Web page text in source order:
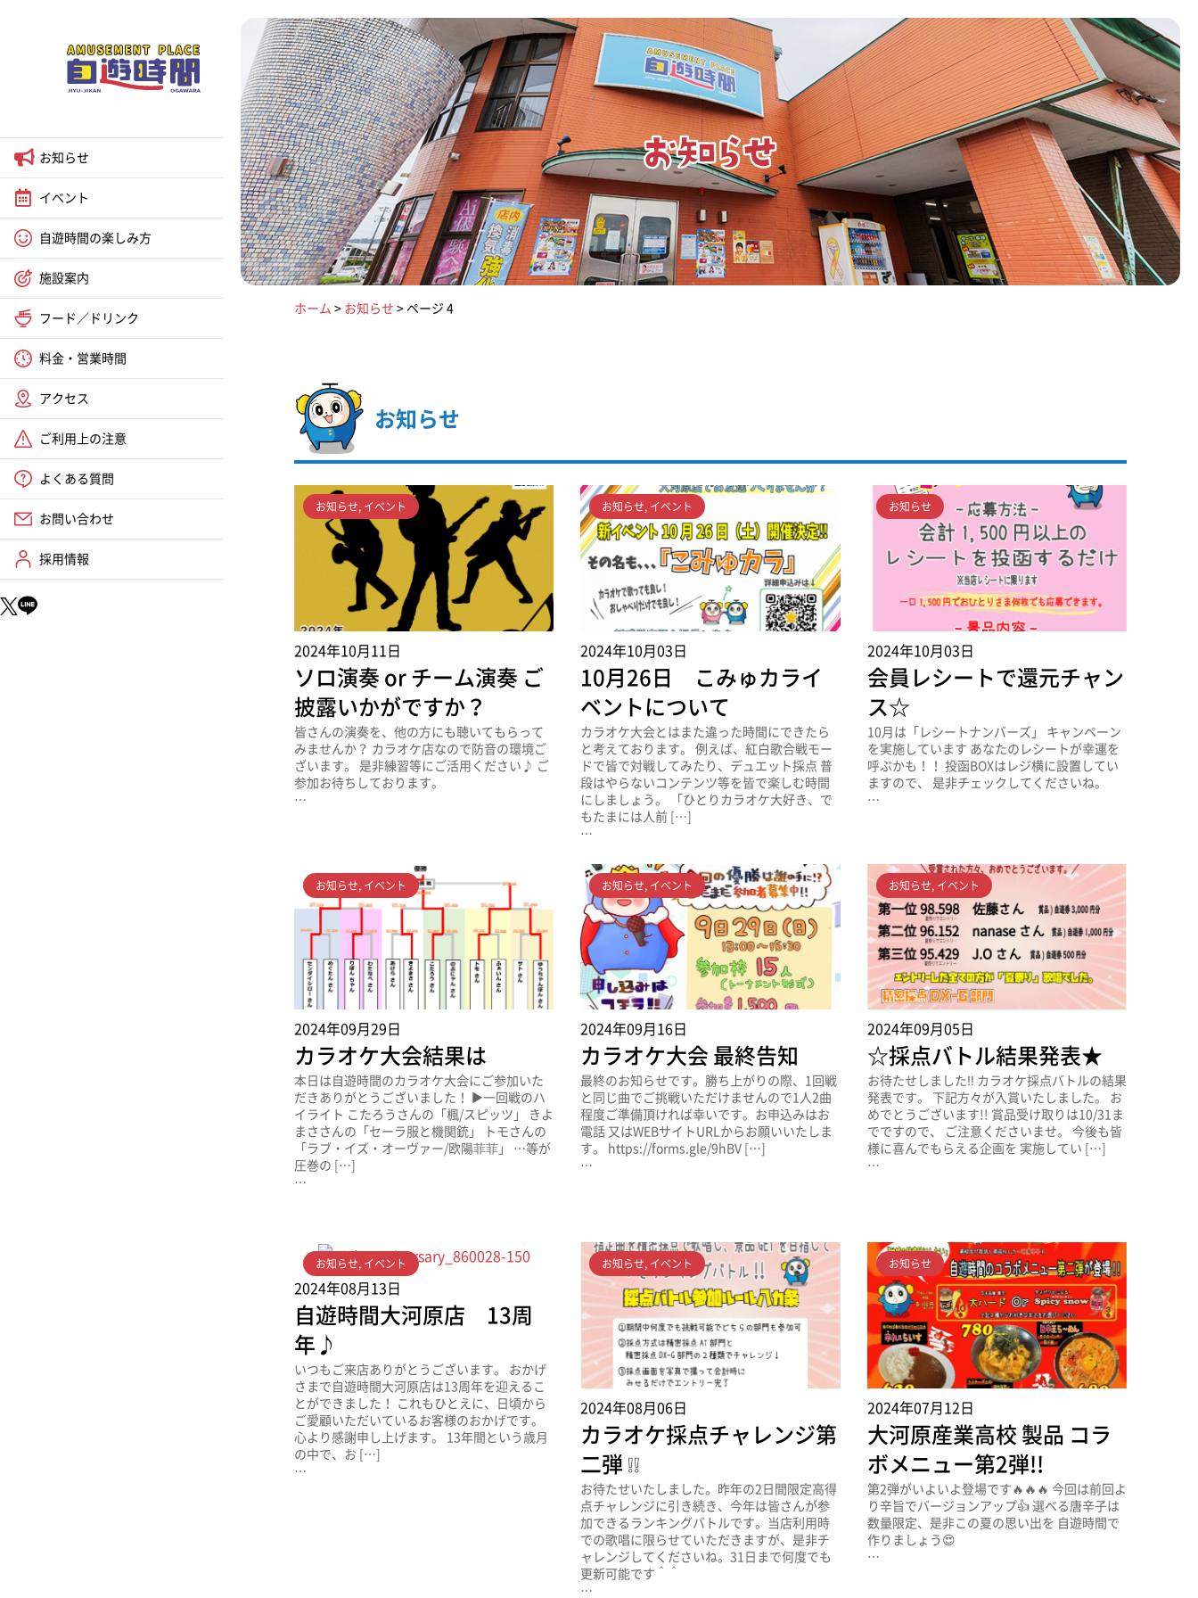
お知らせ
イベント
自遊時間の楽しみ方
施設案内
フード／ドリンク
料金・営業時間
アクセス
ご利用上の注意
よくある質問
お問い合わせ
採用情報
ホーム > お知らせ > ページ 4
お知らせ
お知らせ イベント
2024年10月11日
ソロ演奏 or チーム演奏 ご
披露いかがですか？
皆さんの演奏を、他の方にも聴いてもらって
みませんか？ カラオケ店なので防音の環境ご
ざいます。 是非練習等にご活用ください♪ ご
参加お待ちしております。
…
お知らせ イベント
2024年10月03日
10月26日 こみゅカライ
ベントについて
カラオケ大会とはまた違った時間にできたら
と考えております。 例えば、紅白歌合戦モー
ドで皆で対戦してみたり、デュエット採点 普
段はやらないコンテンツ等を皆で楽しむ時間
にしましょう。 「ひとりカラオケ大好き、で
もたまには人前 […]
…
お知らせ
2024年10月03日
会員レシートで還元チャン
ス☆
10月は「レシートナンバーズ」 キャンペーン
を実施しています あなたのレシートが幸運を
呼ぶかも！！ 投函BOXはレジ横に設置してい
ますので、 是非チェックしてくださいね。
…
お知らせ イベント
2024年09月29日
カラオケ大会結果は
本日は自遊時間のカラオケ大会にご参加いた
だきありがとうございました！ ▶一回戦のハ
イライト こたろうさんの「楓/スピッツ」 きよ
まささんの「セーラ服と機関銃」 トモさんの
「ラブ・イズ・オーヴァー/欧陽菲菲」 …等が
圧巻の […]
…
お知らせ イベント
2024年09月16日
カラオケ大会 最終告知
最終のお知らせです。勝ち上がりの際、1回戦
と同じ曲でご挑戦いただけませんので1人2曲
程度ご準備頂ければ幸いです。お申込みはお
電話 又はWEBサイトURLからお願いいたしま
す。 https://forms.gle/9hBV […]
…
お知らせ イベント
2024年09月05日
☆採点バトル結果発表★
お待たせしました‼️ カラオケ採点バトルの結果
発表です。 下記方々が入賞いたしました。 お
めでとうございます!! 賞品受け取りは10/31ま
でですので、 ご注意くださいませ。 今後も皆
様に喜んでもらえる企画を 実施してい […]
…
お知らせ イベント
2024年08月13日
自遊時間大河原店 13周
年♪
いつもご来店ありがとうございます。 おかげ
さまで自遊時間大河原店は13周年を迎えるこ
とができました！ これもひとえに、日頃から
ご愛顧いただいているお客様のおかげです。
心より感謝申し上げます。 13年間という歳月
の中で、お […]
…
お知らせ イベント
2024年08月06日
カラオケ採点チャレンジ第
二弾 ❕❕
お待たせいたしました。昨年の2日間限定高得
点チャレンジに引き続き、今年は皆さんが参
加できるランキングバトルです。当店利用時
での歌唱に限らせていただきますが、是非チ
ャレンジしてくださいね。31日まで何度でも
更新可能です＾＾
…
お知らせ
2024年07月12日
大河原産業高校 製品 コラ
ボメニュー第2弾!!
第2弾がいよいよ登場です🔥🔥🔥 今回は前回よ
り辛旨でバージョンアップ👍 選べる唐辛子は
数量限定、是非この夏の思い出を 自遊時間で
作りましょう😍
…